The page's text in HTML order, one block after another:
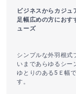
ビジネスからカジュ
足幅広めの方におす
ューズ
シンプルな外羽根式
いまであらゆるシー
ゆとりのある5Ｅ幅
す。